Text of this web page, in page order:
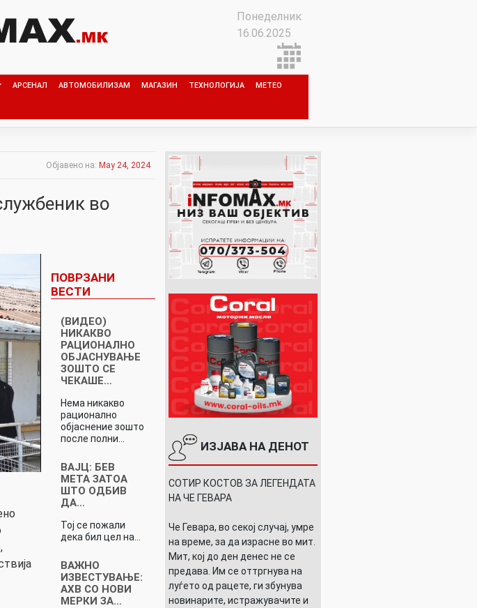
Понеделник
16.06.2025
АРСЕНАЛ АВТОМОБИЛИЗАМ МАГАЗИН ТЕХНОЛОГИЈА МЕТЕО
Објавено на: May 24, 2024
во
ПОВРЗАНИ
ВЕСТИ
(ВИДЕО)
НИКАКВО
РАЦИОНАЛНО
ОБЈАСНУВАЊЕ
ЗОШТО СЕ
ЧЕКАШЕ…
Нема никакво
рационално
објаснение зошто
после полни…
ВАЈЦ: БЕВ
МЕТА ЗАТОА
ШТО ОДБИВ
ДА…
Тој се пожали
дека бил цел на…
ВАЖНО
ИЗВЕСТУВАЊЕ:
АХВ СО НОВИ
МЕРКИ ЗА…
ИЗЈАВА НА ДЕНОТ
СОТИР КОСТОВ ЗА ЛЕГЕНДАТА
НА ЧЕ ГЕВАРА
Че Гевара, во секој случај, умре
на време, за да израсне во мит.
Мит, кој до ден денес не се
предава. Им се оттргнува на
луѓето од рацете, ги збунува
новинарите, истражувачите и